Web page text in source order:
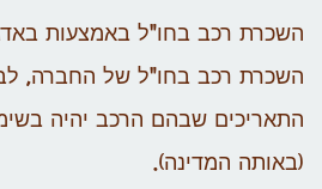
השכרת רכב בחו"ל באמצעות
השכרת רכב בחו"ל של החברה,
התאריכים שבהם הרכב יהיה
(באותה המדינה).